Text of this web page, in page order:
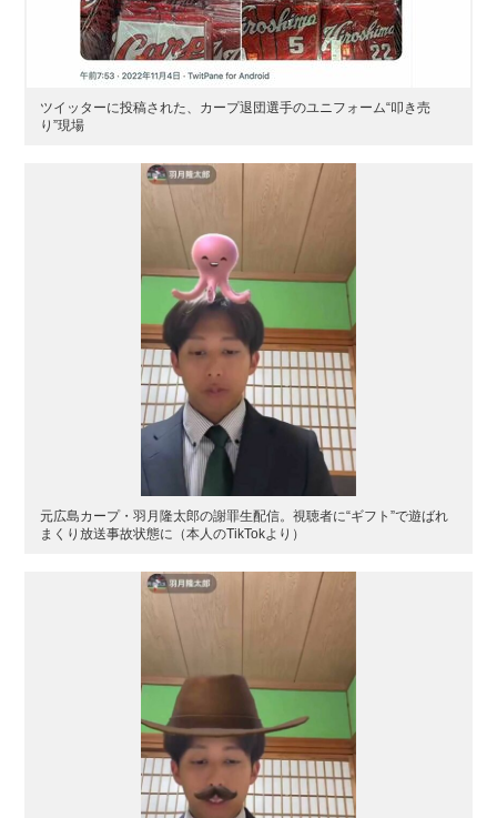
ツイッターに投稿された、カープ退団選手のユニフォーム“叩き売
り”現場
元広島カープ・羽月隆太郎の謝罪生配信。視聴者に“ギフト”で遊ばれ
まくり放送事故状態に（本人のTikTokより）